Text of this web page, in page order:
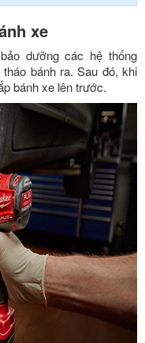
xe
dưỡng các hệ thống
bánh ra. Sau đó, khi
bánh xe lên trước.